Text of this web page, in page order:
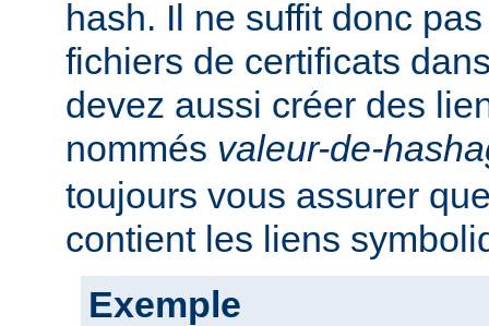
hash. Il ne suffit donc
fichiers de certificats
devez aussi créer des
nommés valeur-de-
toujours vous assurer
contient les liens
Exemple